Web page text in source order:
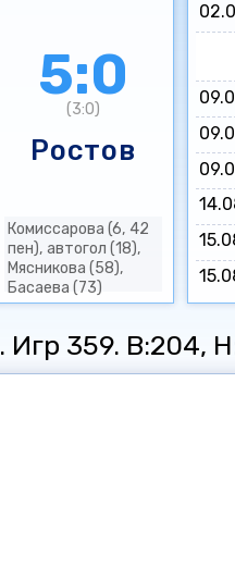
5:0
(3:0)
Ростов
Комиссарова (6, 42
пен), автогол (18),
Мясникова (58),
Басаева (73)
359. В:204,